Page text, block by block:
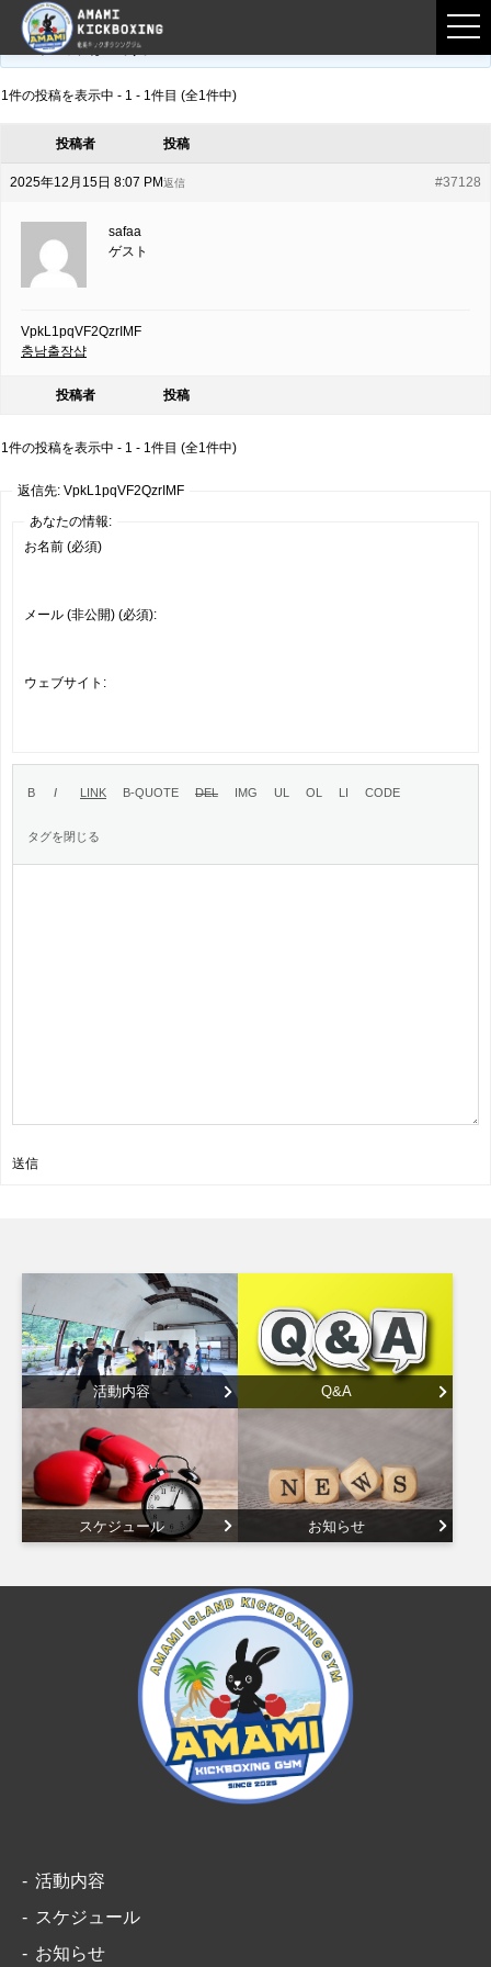
フロントページ › フォーラム
このトピックは空です。
1件の投稿を表示中 - 1 - 1件目 (全1件中)
投稿者 投稿
2025年12月15日 8:07 PM #37128
返信
safaa
ゲスト
VpkL1pqVF2QzrIMF
충남출장샵
投稿者 投稿
1件の投稿を表示中 - 1 - 1件目 (全1件中)
返信先: VpkL1pqVF2QzrIMF
あなたの情報:
お名前 (必須)
メール (非公開) (必須):
ウェブサイト:
送信
活動内容 Q&A
スケジュール お知らせ
活動内容
スケジュール
お知らせ